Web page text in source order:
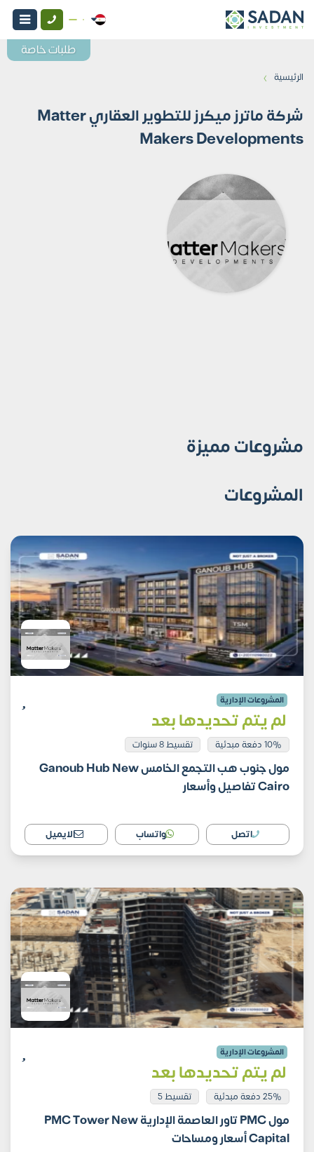
الرئيسية ›
شركة ماترز ميكرز للتطوير العقاري Matter
Makers Developments
مشروعات مميزة
المشروعات
المشروعات الإدارية
لم يتم تحديدها بعد
10% دفعة مبدئية تقسيط 8 سنوات
مول جنوب هب التجمع الخامس Ganoub Hub New
Cairo تفاصيل وأسعار
اتصل واتساب الايميل
المشروعات الإدارية
لم يتم تحديدها بعد
25% دفعة مبدئية تقسيط 5
مول PMC تاور العاصمة الإدارية PMC Tower New
Capital أسعار ومساحات
طلبات خاصة